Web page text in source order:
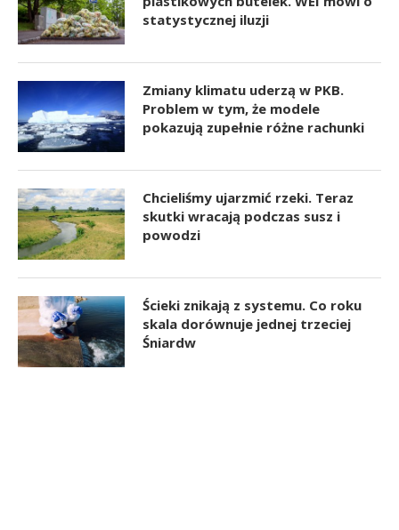
statystycznej iluzji
Zmiany klimatu uderzą w PKB.
Problem w tym, że modele
pokazują zupełnie różne rachunki
Chcieliśmy ujarzmić rzeki. Teraz
skutki wracają podczas susz i
powodzi
Ścieki znikają z systemu. Co roku
skala dorównuje jednej trzeciej
Śniardw